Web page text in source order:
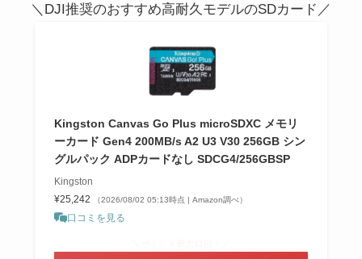
＼DJI推奨のおすすめ高耐久モデルのSDカード／
Kingston Canvas Go Plus microSDXC メモリ
ーカード Gen4 200MB/s A2 U3 V30 256GB シン
グルパック ADPカードなし SDCG4/256GBSP
Kingston
¥25,242
（2026/08/02 05:13時点 | Amazon調べ）
口コミを見る